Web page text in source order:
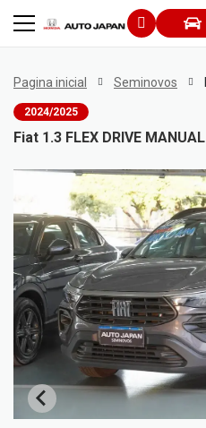
Pagina inicial Seminovos
2024/2025
Fiat 1.3 FLEX DRIVE MANUAL